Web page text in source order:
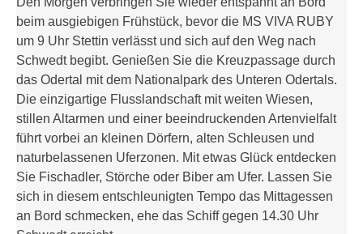
beim ausgiebigen Frühstück, bevor die MS VIVA RUBY
um 9 Uhr Stettin verlässt und sich auf den Weg nach
Schwedt begibt. Genießen Sie die Kreuzpassage durch
das Odertal mit dem Nationalpark des Unteren Odertals.
Die einzigartige Flusslandschaft mit weiten Wiesen,
stillen Altarmen und einer beeindruckenden Artenvielfalt
führt vorbei an kleinen Dörfern, alten Schleusen und
naturbelassenen Uferzonen. Mit etwas Glück entdecken
Sie Fischadler, Störche oder Biber am Ufer. Lassen Sie
sich in diesem entschleunigten Tempo das Mittagessen
an Bord schmecken, ehe das Schiff gegen 14.30 Uhr